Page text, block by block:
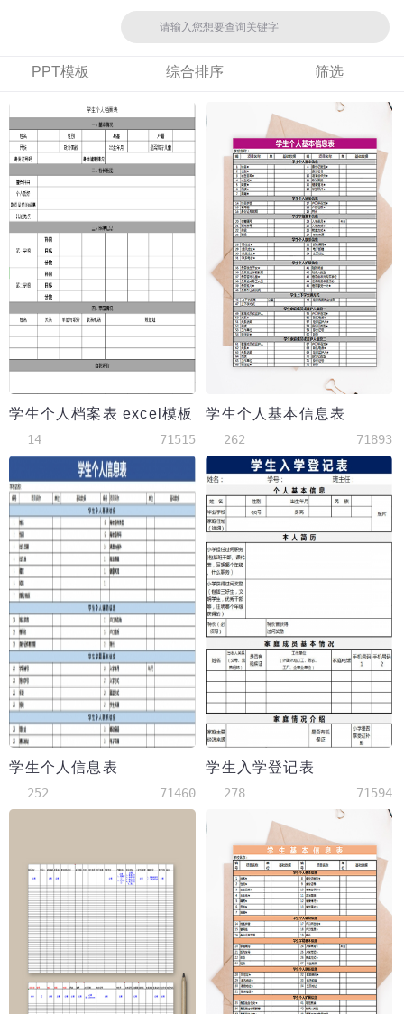
PPT模板 综合排序 筛选
学生个人档案表 excel模板
14 71515
学生个人基本信息表
262 71893
学生个人信息表
252 71460
学生入学登记表
278 71594